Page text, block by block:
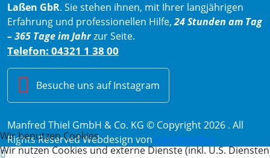
Laßen GbR. Sie stehen ihnen, mit Ihrer langjährigen
Erfahrung und professionellen Hilfe, 24 Stunden am Tag
– 365 Tage im Jahrzur Seite.
Telefon: 04321 1 38 00
Besuche uns auf Instagram
Manfred Thiel GmbH & Co. KG © Copyright 2026 . All
Rights ReservedWebdesign von banckstudios
Wir benutzen Cookies
Wir nutzen Cookies und externe Dienste (inkl. U.S.